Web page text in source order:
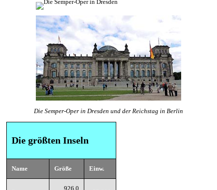
Die Semper-Oper in Dresden und der Reichstag in Berlin
Die größten Inseln
Name Größe Einw.
926,0